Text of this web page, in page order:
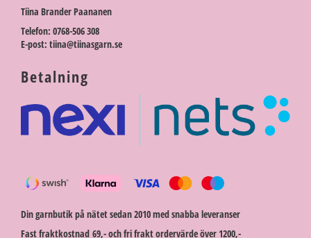
Tiina Brander Paananen
Telefon: 0768-506 308
E-post: tiina@tiinasgarn.se
Betalning
Din garnbutik på nätet sedan 2010 med snabba leveranser
Fast fraktkostnad 69,- och fri frakt ordervärde över 1200,-